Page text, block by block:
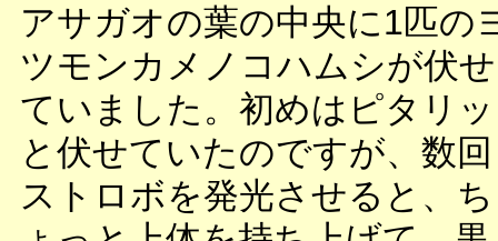
アサガオの葉の中央に1匹の
ツモンカメノコハムシが伏せ
ていました。初めはピタリッ
と伏せていたのですが、数回
ストロボを発光させると、ち